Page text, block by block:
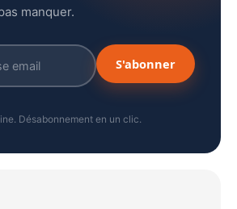
manquer.
S'abonner
Désabonnement en un clic.